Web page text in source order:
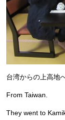
台湾からの上高地
From Taiwan.
They went to